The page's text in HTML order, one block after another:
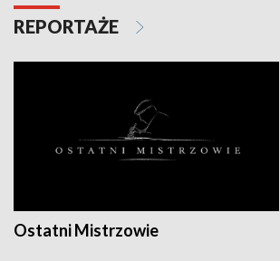
REPORTAŻE
Ostatni Mistrzowie